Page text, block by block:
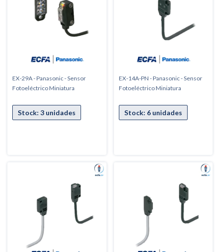
EX-29A - Panasonic - Sensor
Fotoeléctrico Miniatura
EX-14A-PN - Panasonic - Sensor
Fotoeléctrico Miniatura